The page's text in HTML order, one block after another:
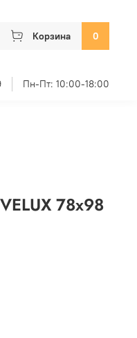
Корзина 0
Пн-Пт: 10:00-18:00
78х98